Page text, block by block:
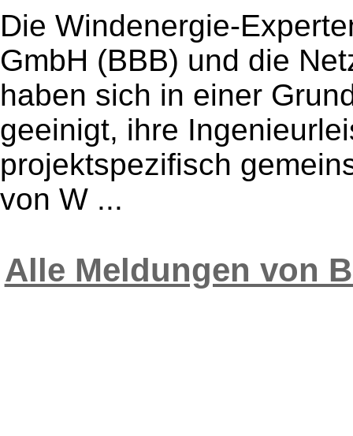
Die Windenergie-
GmbH (BBB) und die
haben sich in einer
geeinigt, ihre
projektspezifisch
von W ...
Alle Meldungen von